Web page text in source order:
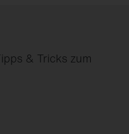
& Tricks zum